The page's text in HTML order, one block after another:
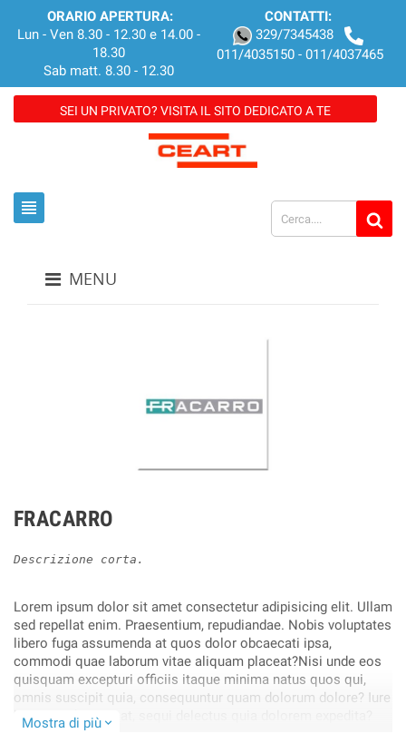
ORARIO APERTURA:
Lun - Ven 8.30 - 12.30 e 14.00 -
18.30
Sab matt. 8.30 - 12.30
CONTATTI:
329/7345438
011/4035150 - 011/4037465
SEI UN PRIVATO? VISITA IL SITO DEDICATO A TE
view_headline
MENU
FRACARRO
Descrizione corta.
Lorem ipsum dolor sit amet consectetur adipisicing elit. Ullam
sed repellat enim. Praesentium, repudiandae. Nobis voluptates
libero fuga assumenda at quos dolor obcaecati ipsa,
commodi quae laborum vitae aliquam placeat?Nisi unde eos
quisquam excepturi officiis itaque minima natus quos qui,
omnis suscipit quia, consequuntur quam dolorum dolore? Iure
harum architecto at, sequi delectus quia dolorem expedita?
Obcaecati, cupiditate blanditiis!.
Mostra di più expand_more